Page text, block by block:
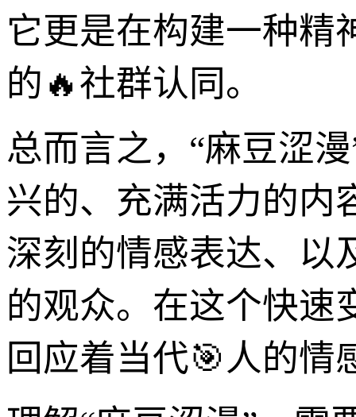
它更是在构建一种精
的🔥社群认同。
总而言之，“麻豆涩
兴的、充满活力的内
深刻的情感表达、以
的观众。在这个快速
回应着当代🎯人的情